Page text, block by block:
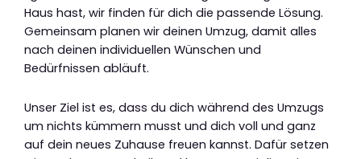
Haus hast, wir finden für dich die passende Lösung.
Gemeinsam planen wir deinen Umzug, damit alles
nach deinen individuellen Wünschen und
Bedürfnissen abläuft.
Unser Ziel ist es, dass du dich während des Umzugs
um nichts kümmern musst und dich voll und ganz
auf dein neues Zuhause freuen kannst. Dafür setzen